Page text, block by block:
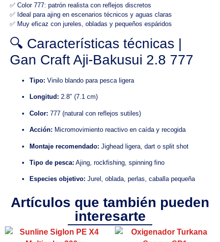
✅ Color 777: patrón realista con reflejos discretos
✅ Ideal para ajing en escenarios técnicos y aguas claras
✅ Muy eficaz con jureles, obladas y pequeños espáridos
🔍 Características técnicas |
Gan Craft Aji-Bakusui 2.8 777
Tipo: Vinilo blando para pesca ligera
Longitud: 2.8″ (7.1 cm)
Color: 777 (natural con reflejos sutiles)
Acción: Micromovimiento reactivo en caída y recogida
Montaje recomendado: Jighead ligera, dart o split shot
Tipo de pesca: Ajing, rockfishing, spinning fino
Especies objetivo: Jurel, oblada, perlas, caballa pequeña
Artículos que también pueden
interesarte